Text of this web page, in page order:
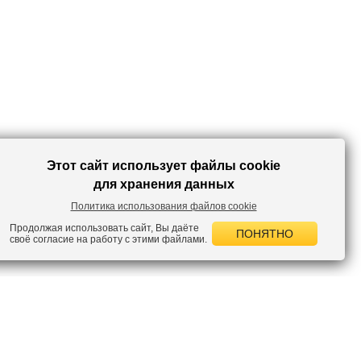
Этот сайт использует файлы cookie
для хранения данных
Политика использования файлов cookie
Продолжая использовать сайт, Вы даёте
своё согласие на работу с этими файлами.
ПОНЯТНО